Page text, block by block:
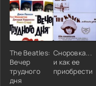
The Beatles:
Вечер
трудного
дня
Сноровка...
и как ее
приобрести